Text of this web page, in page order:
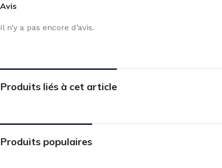
Avis
Il n’y a pas encore d’avis.
Produits liés à cet article
Produits populaires